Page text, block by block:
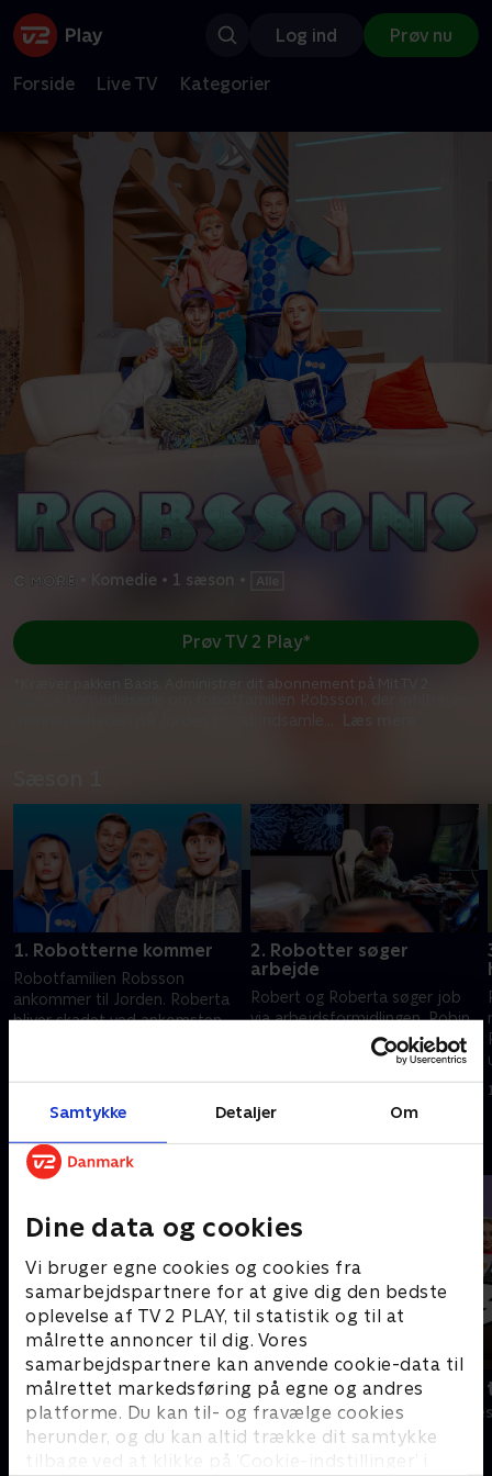
Samtykke Detaljer Om
Dine data og cookies
Vi bruger egne cookies og cookies fra
samarbejdspartnere for at give dig den bedste
oplevelse af TV 2 PLAY, til statistik og til at
målrette annoncer til dig. Vores
samarbejdspartnere kan anvende cookie-data til
målrettet markedsføring på egne og andres
platforme. Du kan til- og fravælge cookies
herunder, og du kan altid trække dit samtykke
tilbage ved at klikke på ’Cookie-indstillinger’ i
Log ind Prøv nu
Forside Live TV Kategorier
Komedie • 1 sæson •
Svensk komedieserie om robotfamilien Robsson, der infiltrerer
menneskeheden på Jorden for at indsamle
Læs mere
Prøv TV 2 Play*
*Kræver pakken Basis. Administrer dit abonnement på Mit TV 2.
1. Robotterne kommer
Robotfamilien Robsson
ankommer til Jorden. Roberta
bliver skadet ved ankomsten,
naboerne til middag.
2. Robotter søger
arbejde
Robert og Roberta søger job
via arbejdsformidlingen. Robin
går i skole, men vil ikke omgås
dårlige humanoider eller have
Robert som lærer.
Andre så også
LasseMajas Detektivbureau (dansk
tale)
Komedie • 2 sæsoner
Bert (dansk
Komedie • 1